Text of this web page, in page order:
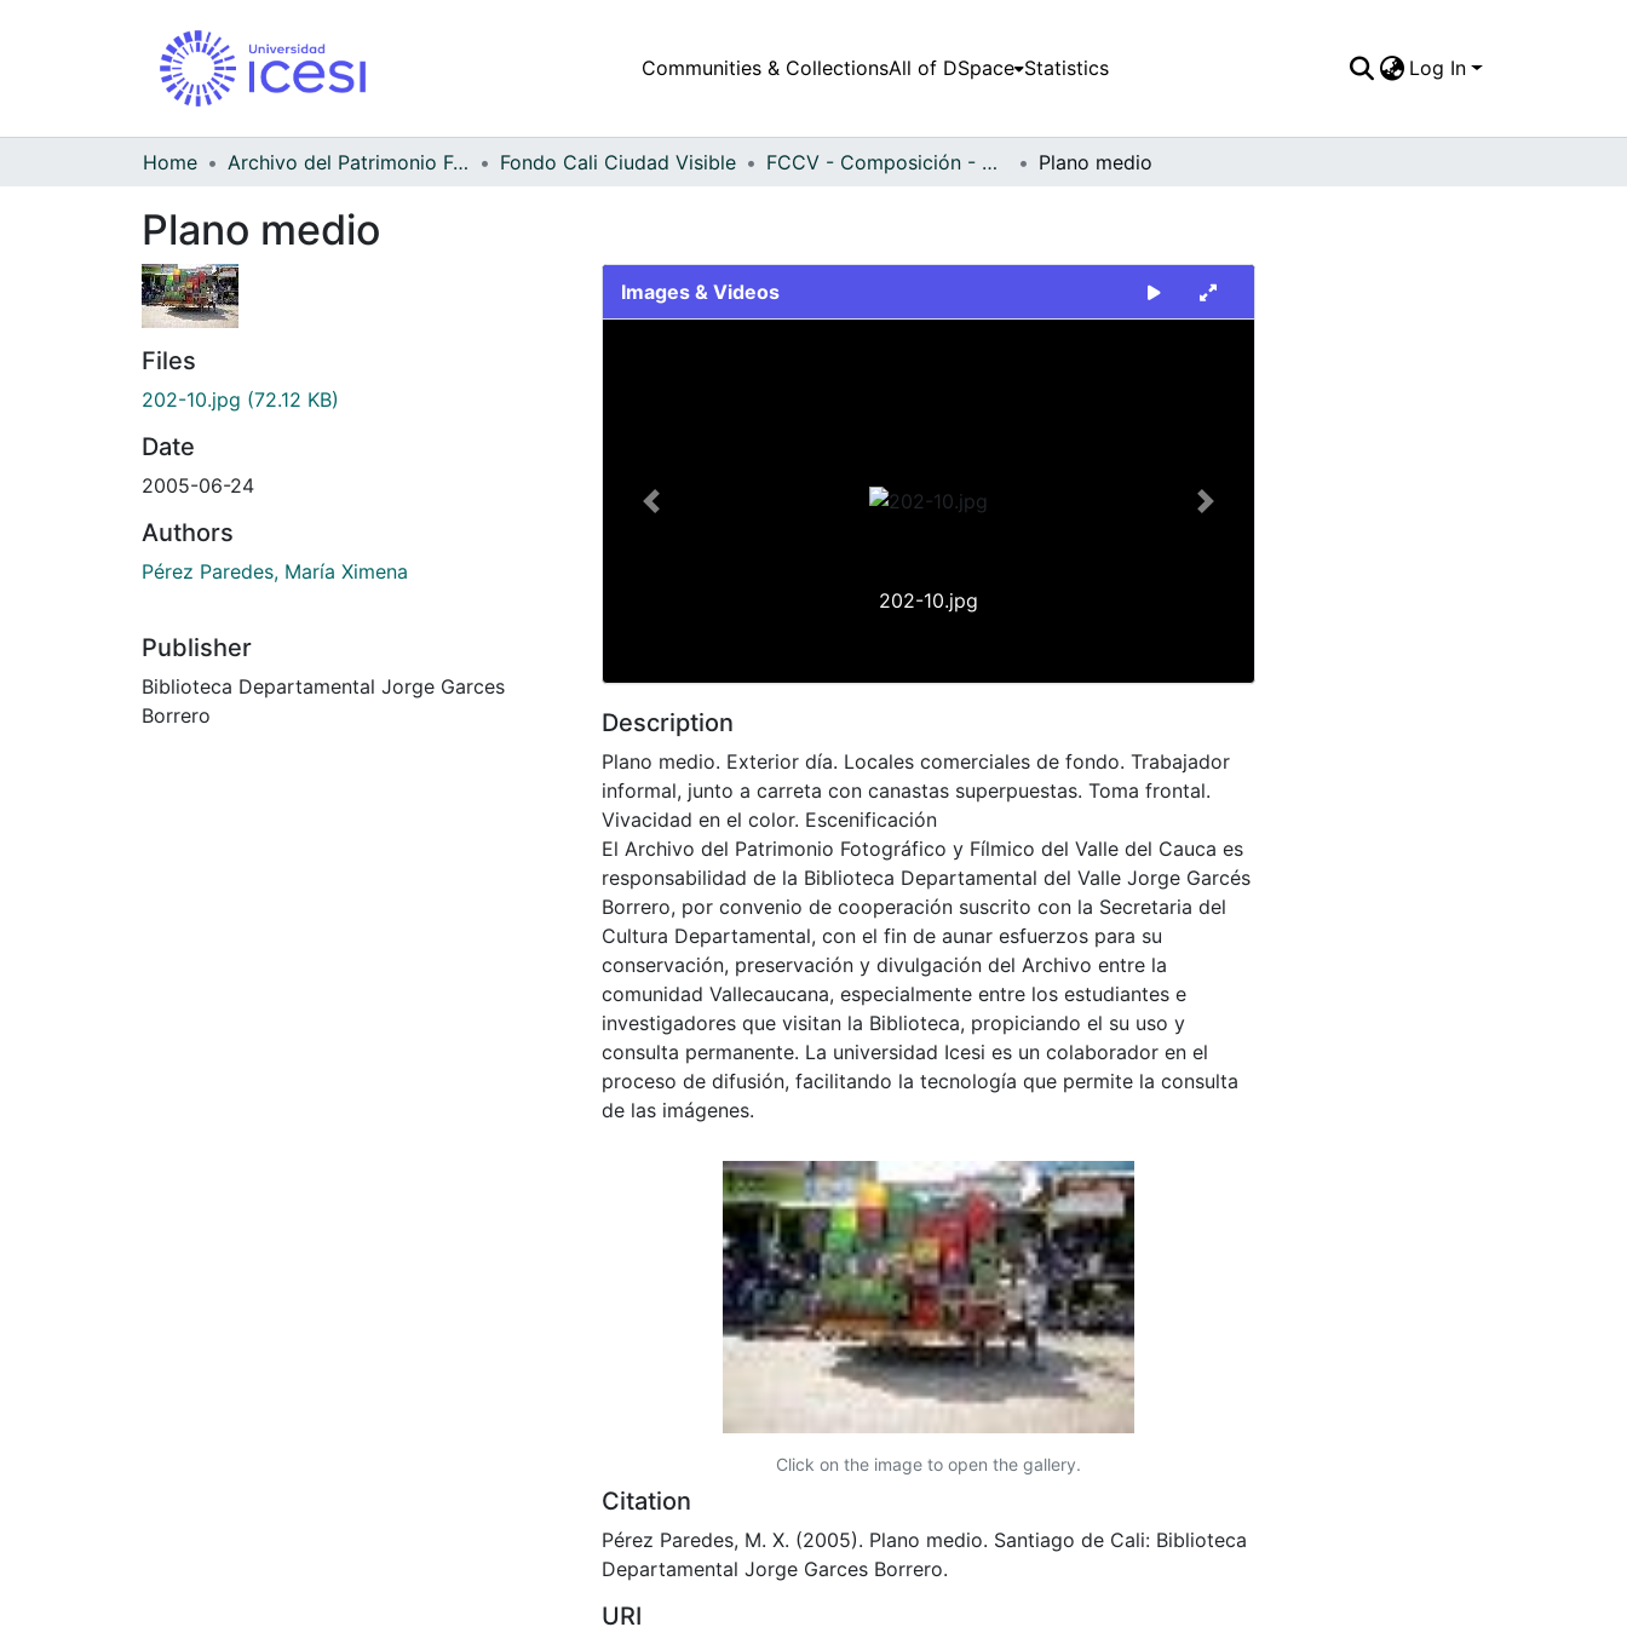
Communities & CollectionsAll of DSpace Statistics Log In
Home Archivo del Patrimonio Fotográfico y Fílmico del Valle del Cauca Fondo Cali Ciudad Visible FCCV - Composición - Patrimonial Plano medio
Plano medio
Files
202-10.jpg (72.12 KB)
Date
2005-06-24
Authors
Pérez Paredes, María Ximena
Publisher
Biblioteca Departamental Jorge Garces
Borrero
Images & Videos
202-10.jpg
Previous Next
Description
Plano medio. Exterior día. Locales comerciales de fondo. Trabajador
informal, junto a carreta con canastas superpuestas. Toma frontal.
Vivacidad en el color. Escenificación
El Archivo del Patrimonio Fotográfico y Fílmico del Valle del Cauca es
responsabilidad de la Biblioteca Departamental del Valle Jorge Garcés
Borrero, por convenio de cooperación suscrito con la Secretaria del
Cultura Departamental, con el fin de aunar esfuerzos para su
conservación, preservación y divulgación del Archivo entre la
comunidad Vallecaucana, especialmente entre los estudiantes e
investigadores que visitan la Biblioteca, propiciando el su uso y
consulta permanente. La universidad Icesi es un colaborador en el
proceso de difusión, facilitando la tecnología que permite la consulta
de las imágenes.
Click on the image to open the gallery.
Citation
Pérez Paredes, M. X. (2005). Plano medio. Santiago de Cali: Biblioteca
Departamental Jorge Garces Borrero.
URI